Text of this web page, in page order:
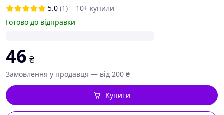
5.0 (1)
10+ купили
Готово до відправки
46 ₴
Замовлення у продавця — від 200 ₴
Купити